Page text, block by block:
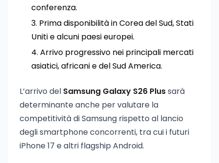
conferenza.
Prima disponibilità in Corea del Sud, Stati
Uniti e alcuni paesi europei.
Arrivo progressivo nei principali mercati
asiatici, africani e del Sud America.
L’arrivo del Samsung Galaxy S26 Plussarà
determinante anche per valutare la
competitività di Samsung rispetto al lancio
degli smartphone concorrenti, tra cui i futuri
iPhone 17 e altri flagship Android.